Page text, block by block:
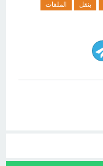
بنقل
الملفات